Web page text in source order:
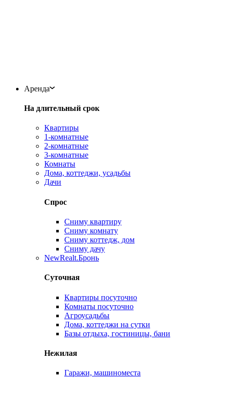
Аренда
На длительный срок
Квартиры
1-комнатные
2-комнатные
3-комнатные
Комнаты
Дома, коттеджи, усадьбы
Дачи
Спрос
Сниму квартиру
Сниму комнату
Сниму коттедж, дом
Сниму дачу
NewRealt.Бронь
Суточная
Квартиры посуточно
Комнаты посуточно
Агроусадьбы
Дома, коттеджи на сутки
Базы отдыха, гостиницы, бани
Нежилая
Гаражи, машиноместа